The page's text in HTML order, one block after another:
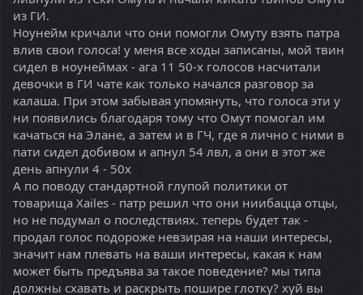
из ГИ.
Ноунейм кричали что они помогли Омуту взять патра
влив свои голоса! у меня все ходы записаны, мой твин
сидел в ноунеймах - ага 11 50-х голосов насчитали
девочки в ГИ чате как только начался разговор за
калаша. При этом забывая упомянуть, что голоса эти у
ни появились благодаря тому что Омут помогал им
качаться на Элане, а затем и в ГЧ, где я лично с ними в
пати сидел добивом и апнул 54 лвл, а они в этот же
день апнули 4 - 50х
А по поводу стандартной глупой политики от
товарища Xailes - патр решил что они ниибацца отцы,
но не подумал о последствиях. теперь будет так -
продал голос подороже невзирая на наши интересы,
значит нам плевать на ваши интересы, какая к нам
может быть предъява за такое поведение? мы типа
должны схавать и раскрыть пошире глотку? хуй вы